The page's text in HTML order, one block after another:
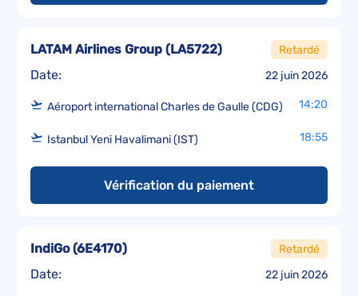
Date: 22 juin 2026
LATAM Airlines Group (LA5722) Retardé
Aéroport international Charles de Gaulle (CDG) 14:20
Istanbul Yeni Havalimani (IST) 18:55
Vérification du paiement
Date: 22 juin 2026
IndiGo(6E4170) Retardé